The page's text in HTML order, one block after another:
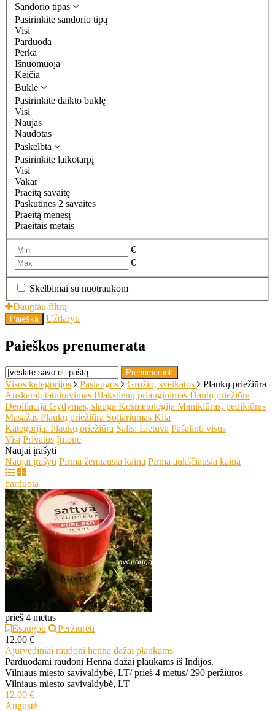
Sandorio tipas
Pasirinkite sandorio tipą
Visi
Parduoda
Perka
Išnuomuoja
Keičia
Būklė
Pasirinkite daikto būklę
Visi
Naujas
Naudotas
Paskelbta
Pasirinkite laikotarpį
Visi
Vakar
Praeitą savaitę
Paskutines 2 savaites
Praeitą mėnesį
Praeitais metais
€
€
Skelbimai su nuotraukom
Daugiau filtrų
Paieška Uždaryti
Paieškos prenumerata
Prenumeruoti
Visos kategorijos Paslaugos Grožio, sveikatos
Plaukų priežiūra
Auskarai, tatuiravimas Blakstienų priauginimas Dantų priežiūra
Depiliacija Gydymas, slauga Kosmetologija Manikiūras, pedikiūras
Masažas Plaukų priežiūra Soliariumas Kita
Kategorija: Plaukų priežiūra Šalis: Lietuva Pašalinti visus
Visi Privatus Įmonė
Naujai įrašyti
Naujai įrašyti Pirma žemiausia kaina Pirma aukščiausia kaina
parduota
prieš 4 metus
Išsaugoti
Peržiūrėti
12.00 €
Ajurvediniai raudoni henna dažai plaukams
Parduodami raudoni Henna dažai plaukams iš Indijos.
Vilniaus miesto savivaldybė, LT/ prieš 4 metus/ 290 peržiūros
Vilniaus miesto savivaldybė, LT
12.00 €
Augustė